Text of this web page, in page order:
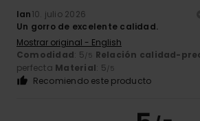
Ian10. julio 2026
Un gorro de excelente calidad.
Mostrar original - English
Comodidad: 5/5 Relación calidad-
perfecta Material: 5/5
Recomiendo este producto